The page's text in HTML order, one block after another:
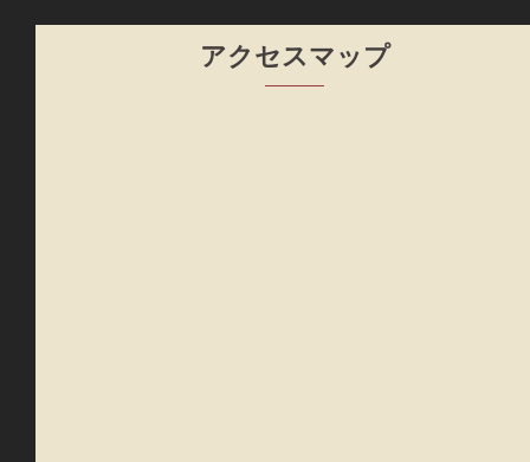
アクセスマップ